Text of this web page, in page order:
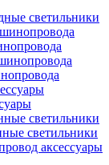
светильники
светильники
светильники
аксессуары